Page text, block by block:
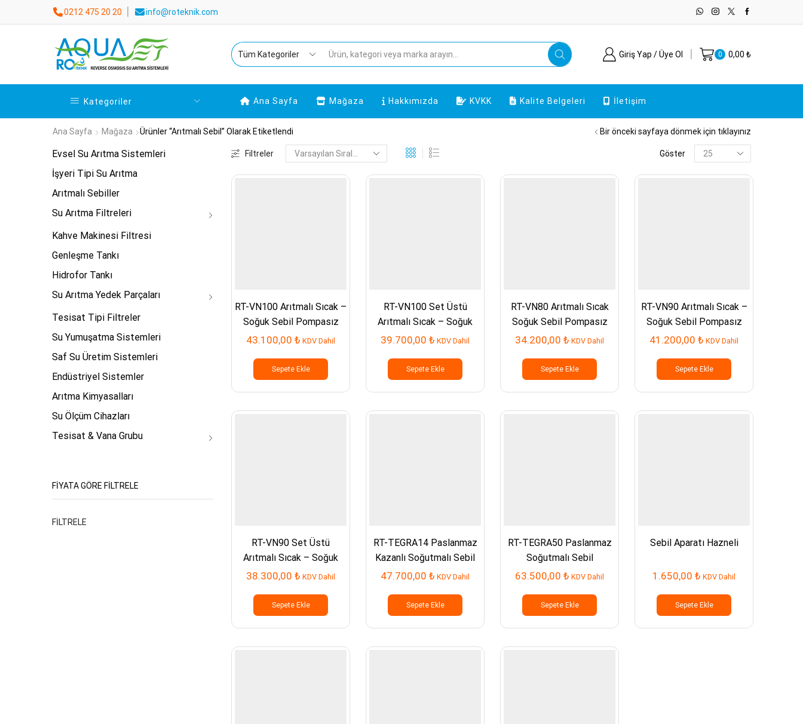
0212 475 20 20 info@roteknik.com
Arama
Giriş Yap / Üye Ol 0 0,00 ₺
Kategoriler Ana Sayfa Mağaza Hakkımızda KVKK Kalite Belgeleri İletişim
Ana Sayfa Mağaza Ürünler “arıtmalı Sebil” Olarak Etiketlendi Bir önceki sayfaya dönmek için tıklayınız
Filtreler Göster
Sayfa
başına
ürünler
RT-VN100 Arıtmalı Sıcak –
Soğuk Sebil Pompasız
43.100,00 ₺ KDV Dahil
Sepete Ekle
RT-VN100 Set Üstü
Arıtmalı Sıcak – Soğuk
Sebil Pompasız
39.700,00 ₺ KDV Dahil
Sepete Ekle
RT-VN80 Arıtmalı Sıcak
Soğuk Sebil Pompasız
34.200,00 ₺ KDV Dahil
Sepete Ekle
RT-VN90 Arıtmalı Sıcak –
Soğuk Sebil Pompasız
41.200,00 ₺ KDV Dahil
Sepete Ekle
RT-VN90 Set Üstü
Arıtmalı Sıcak – Soğuk
Sebil Pompasız
38.300,00 ₺ KDV Dahil
Sepete Ekle
RT-TEGRA14 Paslanmaz
Kazanlı Soğutmalı Sebil
47.700,00 ₺ KDV Dahil
Sepete Ekle
RT-TEGRA50 Paslanmaz
Soğutmalı Sebil
Pompasız
63.500,00 ₺ KDV Dahil
Sepete Ekle
Sebil Aparatı Hazneli
1.650,00 ₺ KDV Dahil
Sepete Ekle
Evsel Su Arıtma Sistemleri
İşyeri Tipi Su Arıtma
Arıtmalı Sebiller
Su Arıtma Filtreleri
Kahve Makinesi Filtresi
Genleşme Tankı
Hidrofor Tankı
Su Arıtma Yedek Parçaları
Tesisat Tipi Filtreler
Su Yumuşatma Sistemleri
Saf Su Üretim Sistemleri
Endüstriyel Sistemler
Arıtma Kimyasalları
Su Ölçüm Cihazları
Tesisat & Vana Grubu
FIYATA GÖRE FILTRELE
FILTRELE